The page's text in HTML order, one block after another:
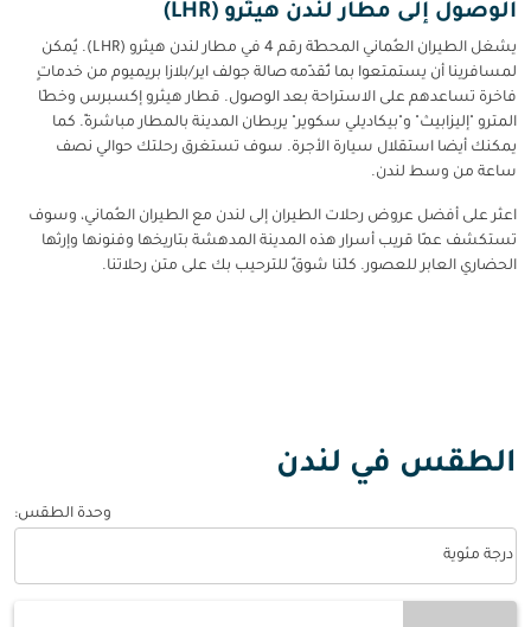
الوصول إلى مطار لندن هيثرو (LHR)
يشغل الطيران العُماني المحطّة رقم 4 في مطار لندن هيثرو (LHR). يُمكن
لمسافرينا أن يستمتعوا بما تُقدّمه صالة جولف اير/بلازا بريميوم من خدماتٍ
فاخرة تساعدهم على الاستراحة بعد الوصول. قطار هيثرو إكسبرس وخطّا
المترو "إليزابيث" و"بيكاديلي سكوير" يربطان المدينة بالمطار مباشرةً. كما
يمكنك أيضا استقلال سيارة الأجرة. سوف تستغرق رحلتك حوالي نصف
ساعة من وسط لندن.
اعثر على أفضل عروض رحلات الطيران إلى لندن مع الطيران العُماني، وسوف
تستكشف عمّا قريب أسرار هذه المدينة المدهشة بتاريخها وفنونها وإرثها
الحضاري العابر للعصور. كلّنا شوقٌ للترحيب بك على متن رحلاتنا.
الطقس في لندن
وحدة الطقس:
درجة مئوية